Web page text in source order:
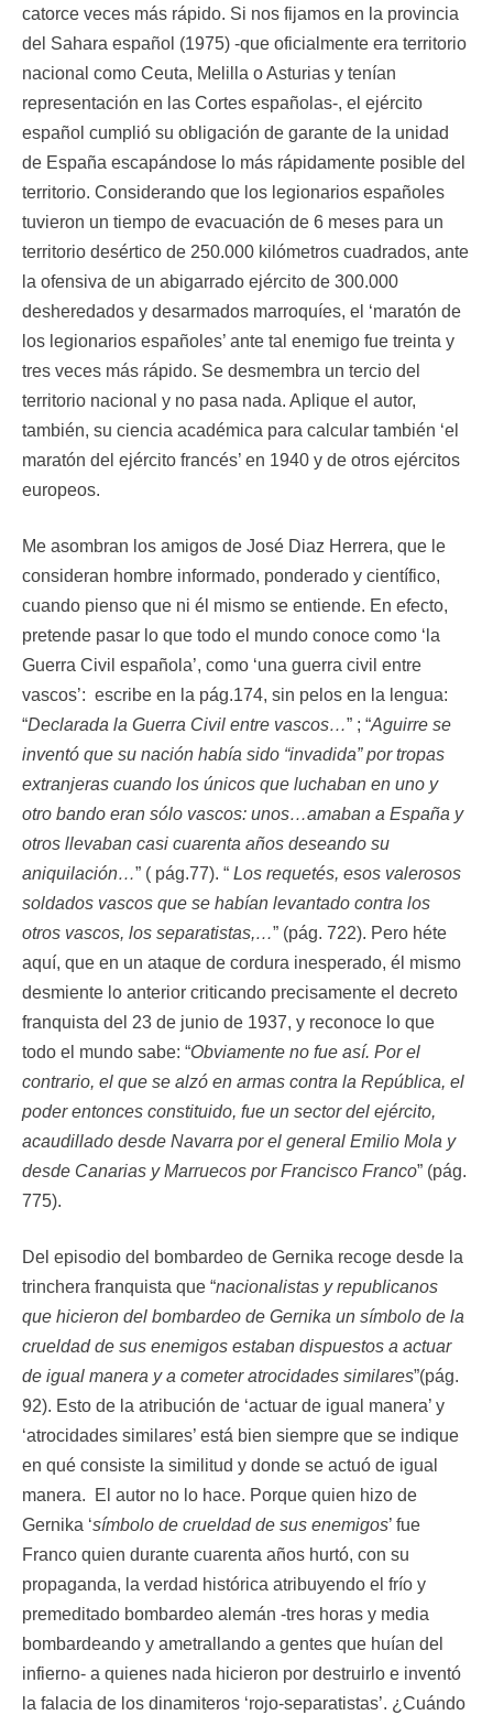
catorce veces más rápido. Si nos fijamos en la provincia
del Sahara español (1975) -que oficialmente era territorio
nacional como Ceuta, Melilla o Asturias y tenían
representación en las Cortes españolas-, el ejército
español cumplió su obligación de garante de la unidad
de España escapándose lo más rápidamente posible del
territorio. Considerando que los legionarios españoles
tuvieron un tiempo de evacuación de 6 meses para un
territorio desértico de 250.000 kilómetros cuadrados, ante
la ofensiva de un abigarrado ejército de 300.000
desheredados y desarmados marroquíes, el ‘maratón de
los legionarios españoles’ ante tal enemigo fue treinta y
tres veces más rápido. Se desmembra un tercio del
territorio nacional y no pasa nada. Aplique el autor,
también, su ciencia académica para calcular también ‘el
maratón del ejército francés’ en 1940 y de otros ejércitos
europeos.
Me asombran los amigos de José Diaz Herrera, que le
consideran hombre informado, ponderado y científico,
cuando pienso que ni él mismo se entiende. En efecto,
pretende pasar lo que todo el mundo conoce como ‘la
Guerra Civil española’, como ‘una guerra civil entre
vascos’: escribe en la pág.174, sin pelos en la lengua:
“Declarada la Guerra Civil entre vascos…” ; “Aguirre se
inventó que su nación había sido “invadida” por tropas
extranjeras cuando los únicos que luchaban en uno y
otro bando eran sólo vascos: unos…amaban a España y
otros llevaban casi cuarenta años deseando su
aniquilación…” ( pág.77). “ Los requetés, esos valerosos
soldados vascos que se habían levantado contra los
otros vascos, los separatistas,…” (pág. 722). Pero héte
aquí, que en un ataque de cordura inesperado, él mismo
desmiente lo anterior criticando precisamente el decreto
franquista del 23 de junio de 1937, y reconoce lo que
todo el mundo sabe: “Obviamente no fue así. Por el
contrario, el que se alzó en armas contra la República, el
poder entonces constituido, fue un sector del ejército,
acaudillado desde Navarra por el general Emilio Mola y
desde Canarias y Marruecos por Francisco Franco” (pág.
775).
Del episodio del bombardeo de Gernika recoge desde la
trinchera franquista que “nacionalistas y republicanos
que hicieron del bombardeo de Gernika un símbolo de la
crueldad de sus enemigos estaban dispuestos a actuar
de igual manera y a cometer atrocidades similares”(pág.
92). Esto de la atribución de ‘actuar de igual manera’ y
‘atrocidades similares’ está bien siempre que se indique
en qué consiste la similitud y donde se actuó de igual
manera. El autor no lo hace. Porque quien hizo de
Gernika ‘símbolo de crueldad de sus enemigos’ fue
Franco quien durante cuarenta años hurtó, con su
propaganda, la verdad histórica atribuyendo el frío y
premeditado bombardeo alemán -tres horas y media
bombardeando y ametrallando a gentes que huían del
infierno- a quienes nada hicieron por destruirlo e inventó
la falacia de los dinamiteros ‘rojo-separatistas’. ¿Cuándo